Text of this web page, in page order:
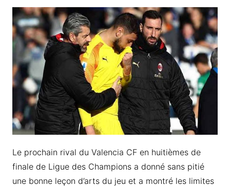
Le prochain rival du Valencia CF en huitièmes de
finale de Ligue des Champions a donné sans pitié
une bonne leçon d’arts du jeu et a montré les limites